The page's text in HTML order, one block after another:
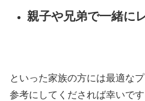
親子や兄弟で一緒に
といった家族の方には最適な
参考にしてくだされば幸いです